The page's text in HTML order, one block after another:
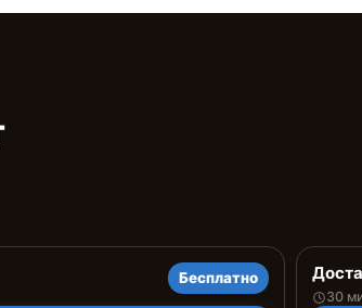
Бесплатно
30